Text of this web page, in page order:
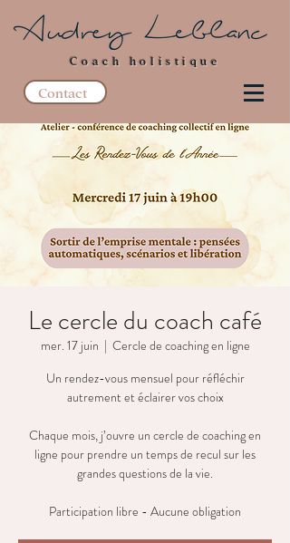
Coach holistique
Contact
Le cercle du coach café
mer. 17 juin
  |
Cercle de coaching en ligne
Un rendez-vous mensuel pour réfléchir
autrement et éclairer vos choix
Chaque mois, j’ouvre un cercle de coaching en
ligne pour prendre un temps de recul sur les
grandes questions de la vie.
Participation libre - Aucune obligation